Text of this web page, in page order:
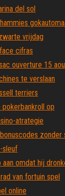
del sol
vrijdag
cifras
ouverture 15
te verslaan
terriers
pokerbankroll op
atrategie
zonder
sleuf
aan omdat hij
van fortuin spel
online